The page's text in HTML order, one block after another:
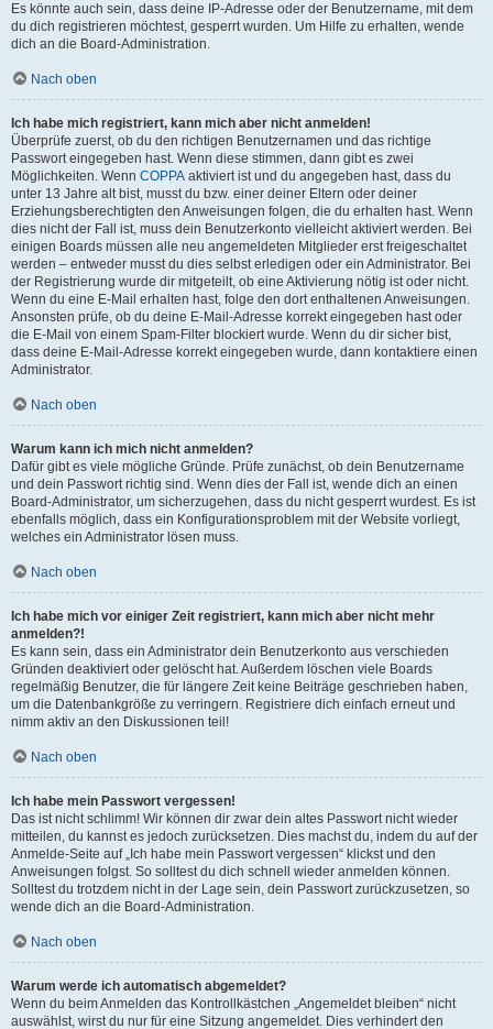
Es könnte auch sein, dass deine IP-Adresse oder der Benutzername, mit dem
du dich registrieren möchtest, gesperrt wurden. Um Hilfe zu erhalten, wende
dich an die Board-Administration.
Nach oben
Ich habe mich registriert, kann mich aber nicht anmelden!
Überprüfe zuerst, ob du den richtigen Benutzernamen und das richtige
Passwort eingegeben hast. Wenn diese stimmen, dann gibt es zwei
Möglichkeiten. Wenn COPPA aktiviert ist und du angegeben hast, dass du
unter 13 Jahre alt bist, musst du bzw. einer deiner Eltern oder deiner
Erziehungsberechtigten den Anweisungen folgen, die du erhalten hast. Wenn
dies nicht der Fall ist, muss dein Benutzerkonto vielleicht aktiviert werden. Bei
einigen Boards müssen alle neu angemeldeten Mitglieder erst freigeschaltet
werden – entweder musst du dies selbst erledigen oder ein Administrator. Bei
der Registrierung wurde dir mitgeteilt, ob eine Aktivierung nötig ist oder nicht.
Wenn du eine E-Mail erhalten hast, folge den dort enthaltenen Anweisungen.
Ansonsten prüfe, ob du deine E-Mail-Adresse korrekt eingegeben hast oder
die E-Mail von einem Spam-Filter blockiert wurde. Wenn du dir sicher bist,
dass deine E-Mail-Adresse korrekt eingegeben wurde, dann kontaktiere einen
Administrator.
Nach oben
Warum kann ich mich nicht anmelden?
Dafür gibt es viele mögliche Gründe. Prüfe zunächst, ob dein Benutzername
und dein Passwort richtig sind. Wenn dies der Fall ist, wende dich an einen
Board-Administrator, um sicherzugehen, dass du nicht gesperrt wurdest. Es ist
ebenfalls möglich, dass ein Konfigurationsproblem mit der Website vorliegt,
welches ein Administrator lösen muss.
Nach oben
Ich habe mich vor einiger Zeit registriert, kann mich aber nicht mehr
anmelden?!
Es kann sein, dass ein Administrator dein Benutzerkonto aus verschieden
Gründen deaktiviert oder gelöscht hat. Außerdem löschen viele Boards
regelmäßig Benutzer, die für längere Zeit keine Beiträge geschrieben haben,
um die Datenbankgröße zu verringern. Registriere dich einfach erneut und
nimm aktiv an den Diskussionen teil!
Nach oben
Ich habe mein Passwort vergessen!
Das ist nicht schlimm! Wir können dir zwar dein altes Passwort nicht wieder
mitteilen, du kannst es jedoch zurücksetzen. Dies machst du, indem du auf der
Anmelde-Seite auf „Ich habe mein Passwort vergessen“ klickst und den
Anweisungen folgst. So solltest du dich schnell wieder anmelden können.
Solltest du trotzdem nicht in der Lage sein, dein Passwort zurückzusetzen, so
wende dich an die Board-Administration.
Nach oben
Warum werde ich automatisch abgemeldet?
Wenn du beim Anmelden das Kontrollkästchen „Angemeldet bleiben“ nicht
auswählst, wirst du nur für eine Sitzung angemeldet. Dies verhindert den